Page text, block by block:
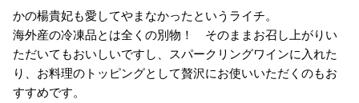
かの楊貴妃も愛してやまなかったというライチ。
海外産の冷凍品とは全くの別物！ そのままお召し上がりい
ただいてもおいしいですし、スパークリングワインに入れた
り、お料理のトッピングとして贅沢にお使いいただくのもお
すすめです。